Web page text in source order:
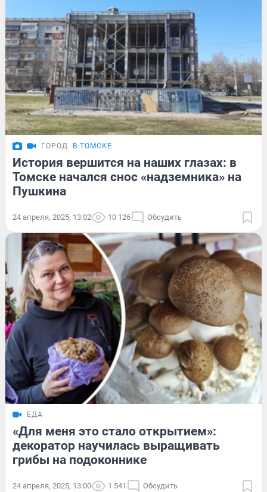
ГОРОД В ТОМСКЕ
История вершится на наших глазах: в
Томске начался снос «надземника» на
Пушкина
24 апреля, 2025, 13:02 10 126 Обсудить
ЕДА
«Для меня это стало открытием»:
декоратор научилась выращивать
грибы на подоконнике
24 апреля, 2025, 13:00 1 541 Обсудить